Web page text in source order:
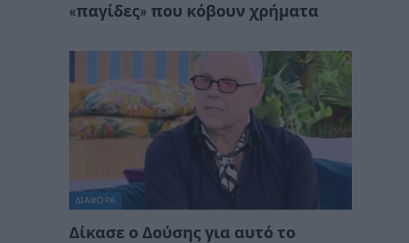
«παγίδες» που κόβουν χρήματα
ΔΙΆΦΟΡΑ
Δίκασε ο Δούσης για αυτό το